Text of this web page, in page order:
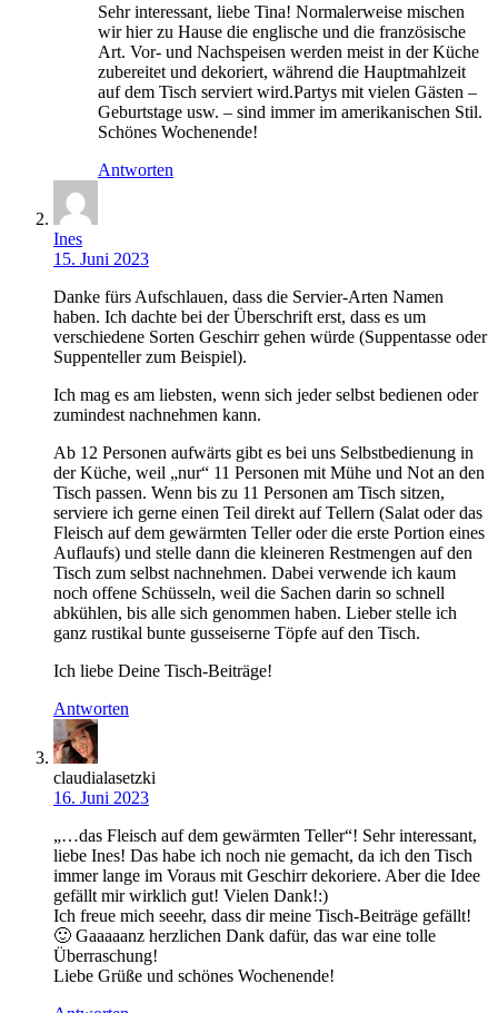
Sehr interessant, liebe Tina! Normalerweise mischen
wir hier zu Hause die englische und die französische
Art. Vor- und Nachspeisen werden meist in der Küche
zubereitet und dekoriert, während die Hauptmahlzeit
auf dem Tisch serviert wird.Partys mit vielen Gästen –
Geburtstage usw. – sind immer im amerikanischen Stil.
Schönes Wochenende!
Antworten
Ines
15. Juni 2023
Danke fürs Aufschlauen, dass die Servier-Arten Namen
haben. Ich dachte bei der Überschrift erst, dass es um
verschiedene Sorten Geschirr gehen würde (Suppentasse oder
Suppenteller zum Beispiel).
Ich mag es am liebsten, wenn sich jeder selbst bedienen oder
zumindest nachnehmen kann.
Ab 12 Personen aufwärts gibt es bei uns Selbstbedienung in
der Küche, weil „nur“ 11 Personen mit Mühe und Not an den
Tisch passen. Wenn bis zu 11 Personen am Tisch sitzen,
serviere ich gerne einen Teil direkt auf Tellern (Salat oder das
Fleisch auf dem gewärmten Teller oder die erste Portion eines
Auflaufs) und stelle dann die kleineren Restmengen auf den
Tisch zum selbst nachnehmen. Dabei verwende ich kaum
noch offene Schüsseln, weil die Sachen darin so schnell
abkühlen, bis alle sich genommen haben. Lieber stelle ich
ganz rustikal bunte gusseiserne Töpfe auf den Tisch.
Ich liebe Deine Tisch-Beiträge!
Antworten
claudialasetzki
16. Juni 2023
„…das Fleisch auf dem gewärmten Teller“! Sehr interessant,
liebe Ines! Das habe ich noch nie gemacht, da ich den Tisch
immer lange im Voraus mit Geschirr dekoriere. Aber die Idee
gefällt mir wirklich gut! Vielen Dank!:)
Ich freue mich seeehr, dass dir meine Tisch-Beiträge gefällt!
🙂 Gaaaaanz herzlichen Dank dafür, das war eine tolle
Überraschung!
Liebe Grüße und schönes Wochenende!